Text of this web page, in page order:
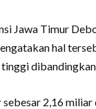
Jawa Timur
hal
2,16